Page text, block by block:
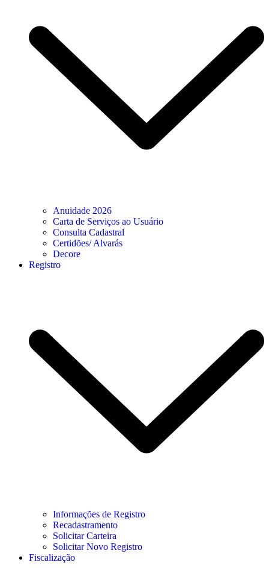
Anuidade 2026
Carta de Serviços ao Usuário
Consulta Cadastral
Certidões/ Alvarás
Decore
Registro
Informações de Registro
Recadastramento
Solicitar Carteira
Solicitar Novo Registro
Fiscalização